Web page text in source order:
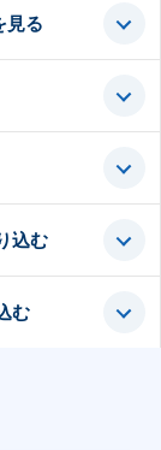
見る
込む
む